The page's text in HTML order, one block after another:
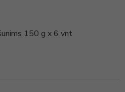
150 g x 6 vnt